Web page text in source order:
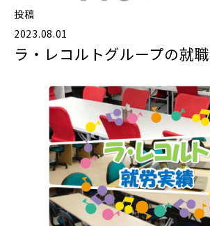
投稿
2023.08.01
ラ・レコルトグループの就